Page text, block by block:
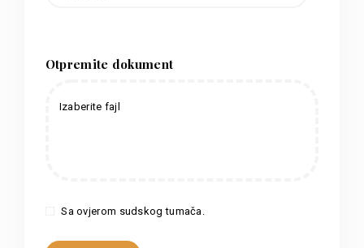
Otpremite dokument
Izaberite fajl
Sa ovjerom sudskog tumača.